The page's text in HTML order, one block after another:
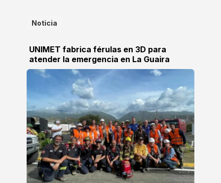
Noticia
UNIMET fabrica férulas en 3D para
atender la emergencia en La Guaira